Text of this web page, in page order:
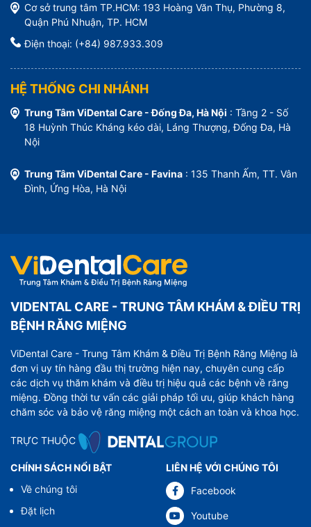
Cơ sở trung tâm TP.HCM: 193 Hoàng Văn Thụ, Phường 8,
Quận Phú Nhuận, TP. HCM
Điện thoại: (+84) 987.933.309
HỆ THỐNG CHI NHÁNH
Trung Tâm ViDental Care - Đống Đa, Hà Nội : Tầng 2 - Số
18 Huỳnh Thúc Kháng kéo dài, Láng Thượng, Đống Đa, Hà
Nội
Trung Tâm ViDental Care - Favina : 135 Thanh Ấm, TT. Vân
Đình, Ứng Hòa, Hà Nội
VIDENTAL CARE - TRUNG TÂM KHÁM & ĐIỀU TRỊ
BỆNH RĂNG MIỆNG
ViDental Care - Trung Tâm Khám & Điều Trị Bệnh Răng Miệng là
đơn vị uy tín hàng đầu thị trường hiện nay, chuyên cung cấp
các dịch vụ thăm khám và điều trị hiệu quả các bệnh về răng
miệng. Đồng thời tư vấn các giải pháp tối ưu, giúp khách hàng
chăm sóc và bảo vệ răng miệng một cách an toàn và khoa học.
TRỰC THUỘC
CHÍNH SÁCH NỔI BẬT
Về chúng tôi
Đặt lịch
LIÊN HỆ VỚI CHÚNG TÔI
Facebook
Youtube